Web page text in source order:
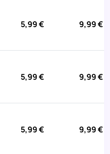
5,99 € 9,99 €
5,99 € 9,99 €
5,99 € 9,99 €